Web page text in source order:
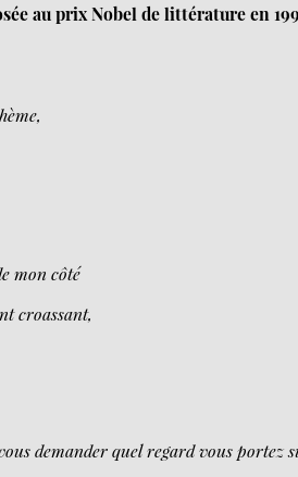
au prix Nobel de littérature en
mon côté
croassant,
demander quel regard vous portez